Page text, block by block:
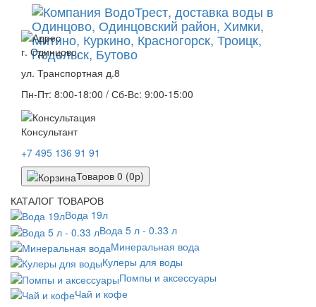
г. Одинцово,
ул. Транспортная д.8
Пн-Пт: 8:00-18:00 / Сб-Вс: 9:00-15:00
Консультант
+7 495 136 91 91
Товаров 0 (0р)
КАТАЛОГ ТОВАРОВ
Вода 19л
Вода 5 л - 0.33 л
Минеральная вода
Кулеры для воды
Помпы и аксессуары
Чай и кофе